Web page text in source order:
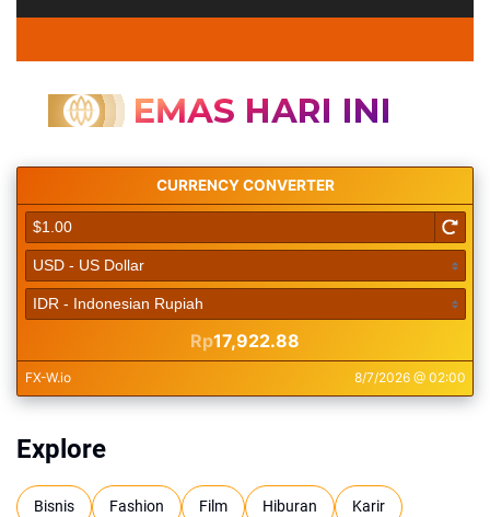
Explore
Bisnis Fashion Film Hiburan Karir